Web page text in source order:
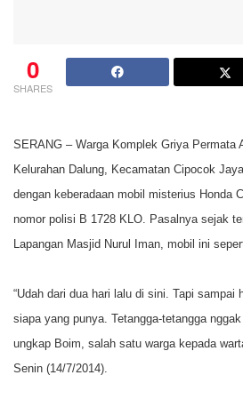
0
SHARES
SERANG – Warga Komplek Griya Permata
Kelurahan Dalung, Kecamatan Cipocok
dengan keberadaan mobil misterius Honda
nomor polisi B 1728 KLO. Pasalnya sejak
Lapangan Masjid Nurul Iman, mobil ini
“Udah dari dua hari lalu di sini. Tapi sampai
siapa yang punya. Tetangga-tetangga
ungkap Boim, salah satu warga kepada
Senin (14/7/2014).